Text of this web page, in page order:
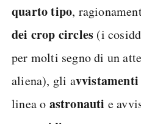
quarto tipo,
dei crop circles (i
per molti segno di un
aliena), gli a
linea o astronauti e